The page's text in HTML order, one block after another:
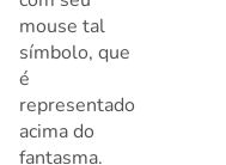
mouse tal
símbolo, que
é
representado
acima do
fantasma.